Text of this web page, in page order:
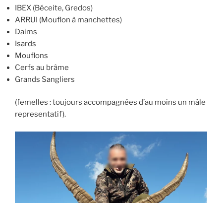
IBEX (Béceite, Gredos)
ARRUI (Mouflon à manchettes)
Daims
Isards
Mouflons
Cerfs au brâme
Grands Sangliers
(femelles : toujours accompagnées d’au moins un mâle
representatif).